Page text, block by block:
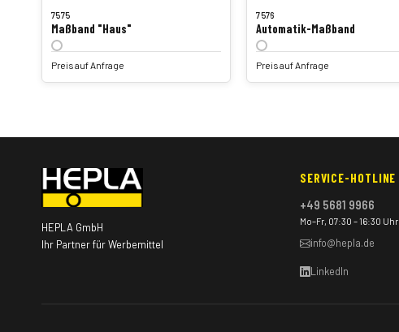
7575
Maßband "Haus"
Preis auf Anfrage
7576
Automatik-Maßband
Preis auf Anfrage
HEPLA GmbH
Ihr Partner für Werbemittel
SERVICE-HOTLINE
+49 5681 9966
Mo–Fr, 07:30 – 16:30 Uhr
info@hepla.de
LinkedIn